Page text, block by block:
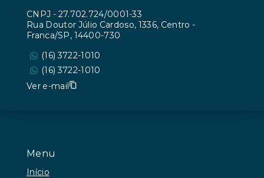
Menu
Início
CNPJ - 27.702.724/0001-33
Rua Doutor Júlio Cardoso, 1336, Centro -
Franca/SP, 14400-730
(16) 3722-1010
(16) 3722-1010
Ver e-mail